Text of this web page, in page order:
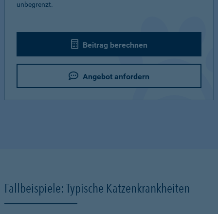
unbegrenzt.
Beitrag berechnen
Angebot anfordern
Fallbeispiele: Typische Katzenkrankheiten